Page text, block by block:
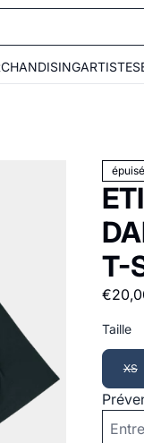
ARTISTES
épuisé
T-
Taille
XS